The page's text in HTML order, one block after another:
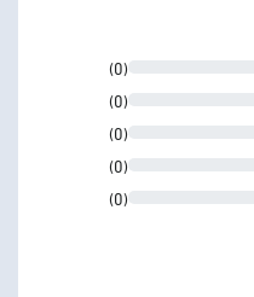
(0)
(0)
(0)
(0)
(0)